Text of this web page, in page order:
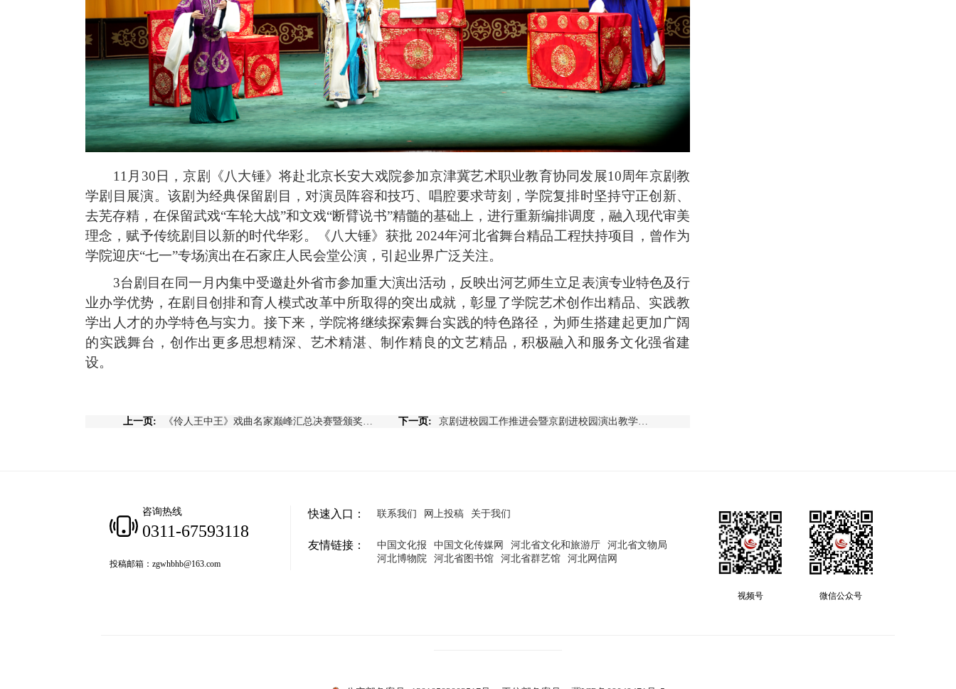
11月30日，京剧《八大锤》将赴北京长安大戏院参加京津冀艺术职业教育协同发展10周年京剧教
学剧目展演。该剧为经典保留剧目，对演员阵容和技巧、唱腔要求苛刻，学院复排时坚持守正创新、
去芜存精，在保留武戏“车轮大战”和文戏“断臂说书”精髓的基础上，进行重新编排调度，融入现代审美
理念，赋予传统剧目以新的时代华彩。《八大锤》获批 2024年河北省舞台精品工程扶持项目，曾作为
学院迎庆“七一”专场演出在石家庄人民会堂公演，引起业界广泛关注。
3台剧目在同一月内集中受邀赴外省市参加重大演出活动，反映出河艺师生立足表演专业特色及行
业办学优势，在剧目创排和育人模式改革中所取得的突出成就，彰显了学院艺术创作出精品、实践教
学出人才的办学特色与实力。接下来，学院将继续探索舞台实践的特色路径，为师生搭建起更加广阔
的实践舞台，创作出更多思想精深、艺术精湛、制作精良的文艺精品，积极融入和服务文化强省建
设。
上一页: 《伶人王中王》戏曲名家巅峰汇总决赛暨颁奖典礼举行 下一页: 京剧进校园工作推进会暨京剧进校园演出教学基地授牌仪式在河北省京剧艺术研究院举行
咨询热线
0311-67593118
投稿邮箱：zgwhbhb@163.com
快速入口： 联系我们 网上投稿 关于我们
友情链接： 中国文化报 中国文化传媒网 河北省文化和旅游厅
河北省文物局
河北博物院
河北省图书馆 河北省群艺馆 河北网信网
视频号 微信公众号